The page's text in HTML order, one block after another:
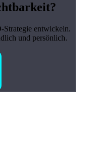
Strategie entwickeln.
und persönlich.